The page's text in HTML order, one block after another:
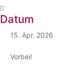
Datum
15. Apr. 2026
Vorbei!